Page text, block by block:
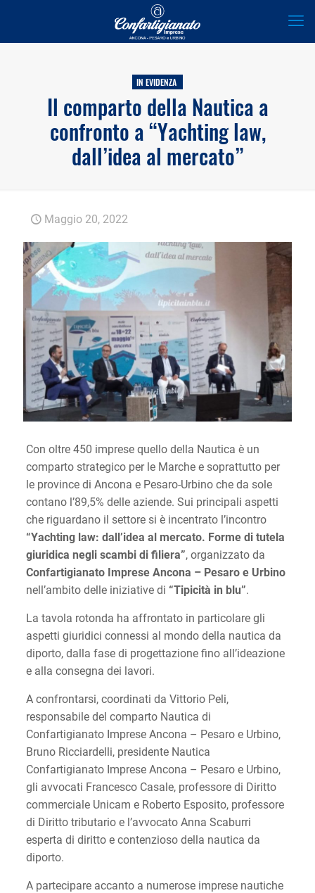
IN EVIDENZA
Il comparto della Nautica a
confronto a “Yachting law,
dall’idea al mercato”
Maggio 20, 2022
Con oltre 450 imprese quello della Nautica è un
comparto strategico per le Marche e soprattutto per
le province di Ancona e Pesaro-Urbino che da sole
contano l’89,5% delle aziende. Sui principali aspetti
che riguardano il settore si è incentrato l’incontro
“Yachting law: dall’idea al mercato. Forme di tutela
giuridica negli scambi di filiera”, organizzato da
Confartigianato Imprese Ancona – Pesaro e Urbino
nell’ambito delle iniziative di “Tipicità in blu”.
La tavola rotonda ha affrontato in particolare gli
aspetti giuridici connessi al mondo della nautica da
diporto, dalla fase di progettazione fino all’ideazione
e alla consegna dei lavori.
A confrontarsi, coordinati da Vittorio Peli,
responsabile del comparto Nautica di
Confartigianato Imprese Ancona – Pesaro e Urbino,
Bruno Ricciardelli, presidente Nautica
Confartigianato Imprese Ancona – Pesaro e Urbino,
gli avvocati Francesco Casale, professore di Diritto
commerciale Unicam e Roberto Esposito, professore
di Diritto tributario e l’avvocato Anna Scaburri
esperta di diritto e contenzioso della nautica da
diporto.
A partecipare accanto a numerose imprese nautiche